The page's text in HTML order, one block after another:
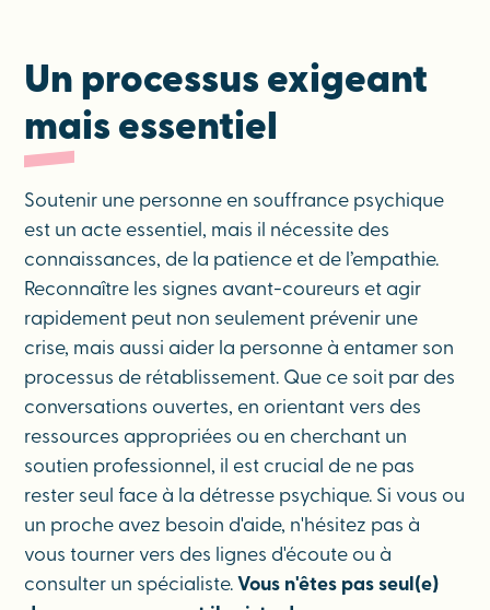
Un processus exigeant
mais essentiel
Soutenir une personne en souffrance psychique
est un acte essentiel, mais il nécessite des
connaissances, de la patience et de l’empathie.
Reconnaître les signes avant-coureurs et agir
rapidement peut non seulement prévenir une
crise, mais aussi aider la personne à entamer son
processus de rétablissement. Que ce soit par des
conversations ouvertes, en orientant vers des
ressources appropriées ou en cherchant un
soutien professionnel, il est crucial de ne pas
rester seul face à la détresse psychique. Si vous ou
un proche avez besoin d'aide, n'hésitez pas à
vous tourner vers des lignes d'écoute ou à
consulter un spécialiste. Vous n'êtes pas seul(e)